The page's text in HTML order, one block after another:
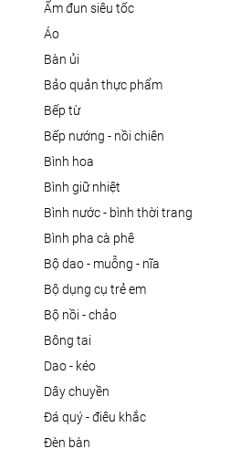
ấm đun siêu tốc
áo
bàn ủi
bảo quản thực phẩm
bếp từ
bếp nướng - nồi chiên
bình hoa
bình giữ nhiệt
bình nước - bình thời trang
bình pha cà phê
bộ dao - muỗng - nĩa
bộ dụng cụ trẻ em
bộ nồi - chảo
bông tai
dao - kéo
dây chuyền
đá quý - điêu khắc
đèn bàn